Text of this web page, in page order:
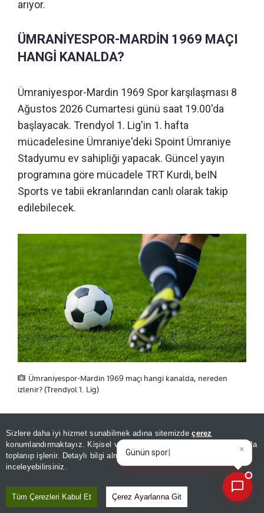
Sizlere daha iyi hizmet sunabilmek adına sitemizdeçerez
konumlandırmaktayız. Kişisel verileriniz, KVKK ve GDPR kapsamında
toplanıp işlenir. Detaylı bilgi almak içinAydınlatma Metnimizi
inceleyebilirsiniz.
Tüm Çerezleri Kabul Et Çerez Ayarlarına Git
arıyor.
ÜMRANİYESPOR-MARDİN 1969 MAÇI
HANGİ KANALDA?
Ümraniyespor-Mardin 1969 Spor karşılaşması 8
Ağustos 2026 Cumartesi günü saat 19.00'da
başlayacak. Trendyol 1. Lig'in 1. hafta
mücadelesine Ümraniye'deki Spoint Ümraniye
Stadyumu ev sahipliği yapacak. Güncel yayın
programına göre mücadele TRT Kurdi, beIN
Sports ve tabii ekranlarından canlı olarak takip
edilebilecek.
Ümraniyespor-Mardin 1969 maçı hangi kanalda, nereden
izlenir? (Trendyol 1. Lig)
ÜMRANİYESPOR-MARDİN 1969 MAÇI
ŞİFRESİZ CANLI NEREDEN İZLENİR?
Ümraniyespor-Mardin 1969 Spor maçını şifresiz
izlemek isteyen futbolseverler TRT Kurdi'yi takip
×
Günün spor, gündem ve
ekonomi gelişmelerini anali